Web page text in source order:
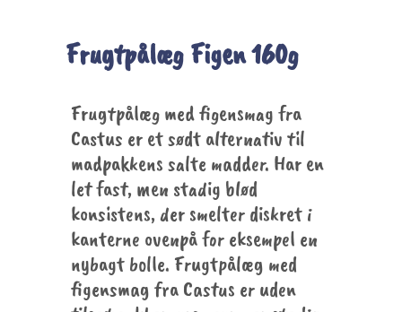
Frugtpålæg Figen 160g
Frugtpålæg med figensmag fra
Castus er et sødt alternativ til
madpakkens salte madder. Har en
let fast, men stadig blød
konsistens, der smelter diskret i
kanterne ovenpå for eksempel en
nybagt bolle. Frugtpålæg med
figensmag fra Castus er uden